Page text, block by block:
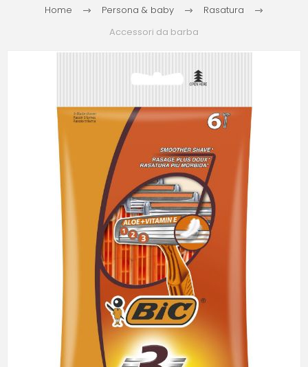
Home Persona & baby
Rasatura
Accessori da barba